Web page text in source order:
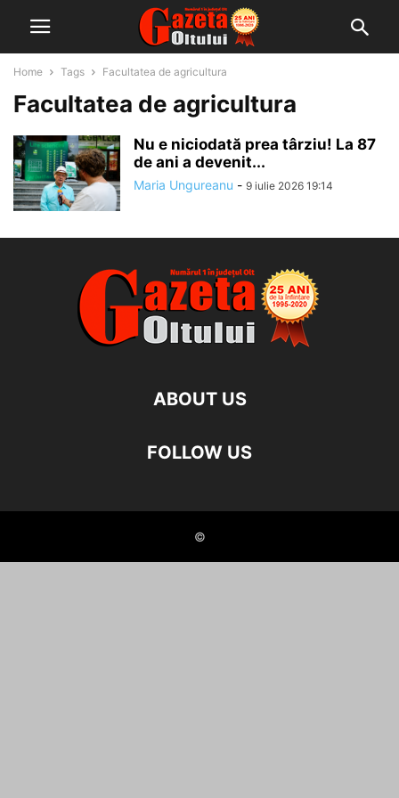
Home Tags Facultatea de agricultura
Facultatea de agricultura
Nu e niciodată prea târziu! La 87
de ani a devenit...
Maria Ungureanu - 9 iulie 2026 19:14
ABOUT US
FOLLOW US
©